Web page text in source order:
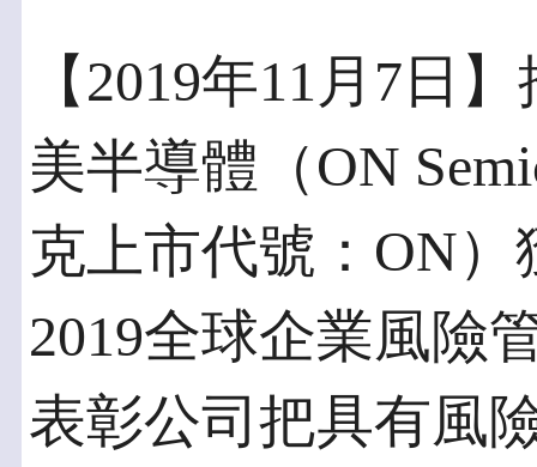
【2019年11月7日
美半導體（ON
克上市代號：ON
2019全球企業風險
表彰公司把具有風